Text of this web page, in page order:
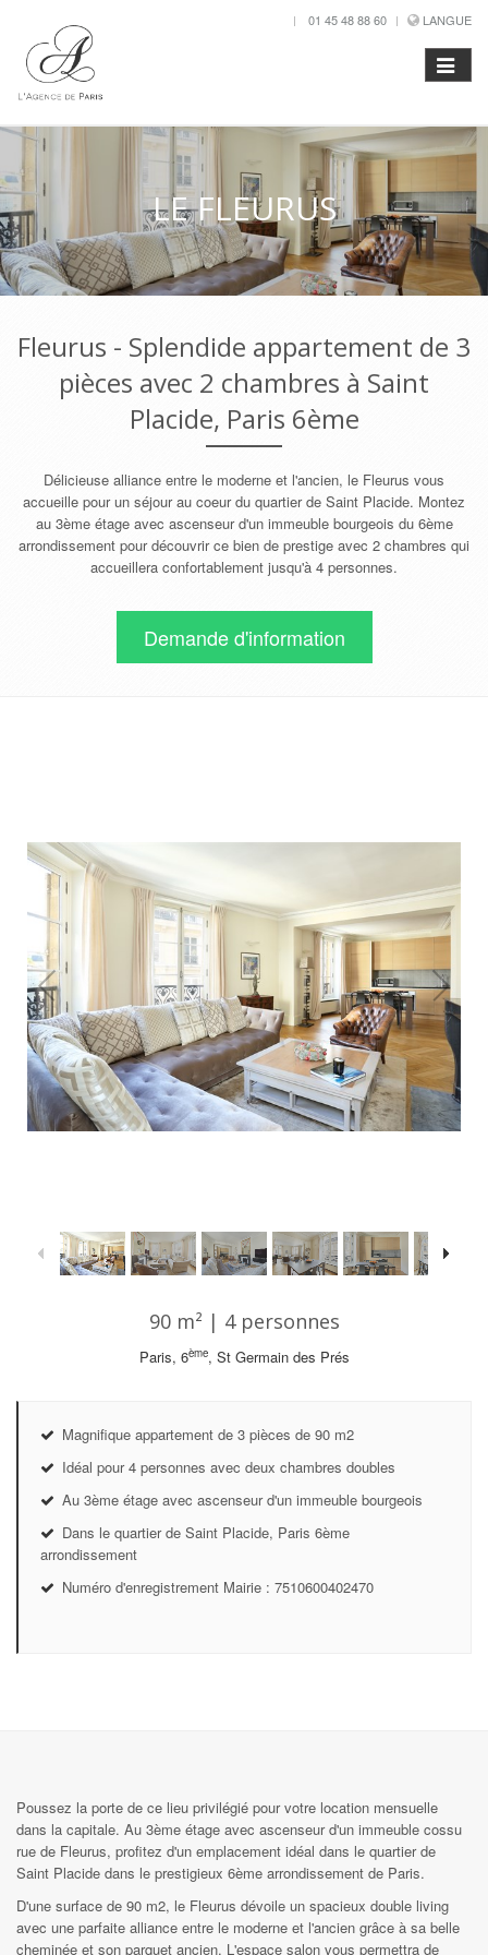
01 45 48 88 60 LANGUE
LE FLEURUS
Fleurus - Splendide appartement de 3
pièces avec 2 chambres à Saint
Placide, Paris 6ème
Délicieuse alliance entre le moderne et l'ancien, le Fleurus vous
accueille pour un séjour au coeur du quartier de Saint Placide. Montez
au 3ème étage avec ascenseur d'un immeuble bourgeois du 6ème
arrondissement pour découvrir ce bien de prestige avec 2 chambres qui
accueillera confortablement jusqu'à 4 personnes.
Demande d'information
90 m² | 4 personnes
Paris, 6ème, St Germain des Prés
Magnifique appartement de 3 pièces de 90 m2
Idéal pour 4 personnes avec deux chambres doubles
Au 3ème étage avec ascenseur d'un immeuble bourgeois
Dans le quartier de Saint Placide, Paris 6ème
arrondissement
Numéro d'enregistrement Mairie : 7510600402470
Poussez la porte de ce lieu privilégié pour votre location mensuelle
dans la capitale. Au 3ème étage avec ascenseur d'un immeuble cossu
rue de Fleurus, profitez d'un emplacement idéal dans le quartier de
Saint Placide dans le prestigieux 6ème arrondissement de Paris.
D'une surface de 90 m2, le Fleurus dévoile un spacieux double living
avec une parfaite alliance entre le moderne et l'ancien grâce à sa belle
cheminée et son parquet ancien. L'espace salon vous permettra de